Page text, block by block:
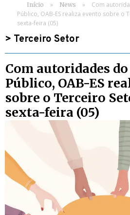
Início » News »
Com
Público, OAB-ES realiza evento sobre o
sexta-feira (05)
> Terceiro Setor
Com autoridades
Público, OAB-ES
sobre o Terceiro
sexta-feira (05)